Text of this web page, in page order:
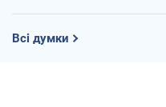
Всі думки